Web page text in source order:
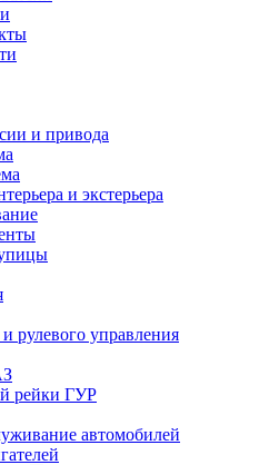
и привода
и экстерьера
рулевого управления
рейки ГУР
автомобилей